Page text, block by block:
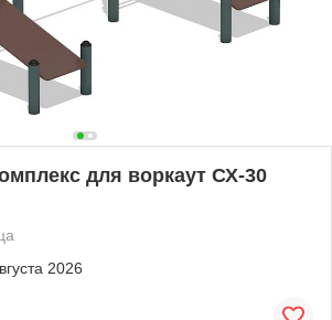
для воркаут СХ-30
2026